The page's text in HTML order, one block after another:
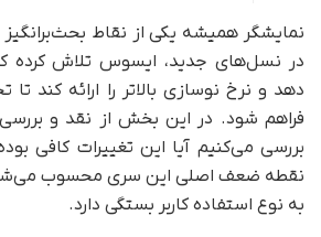
در نسل‌های جدید، ایسوس تلاش کرده
دهد و نرخ نوسازی بالاتر را ارائه کند تا
بررسی می‌کنیم آیا این تغییرات کافی
نقطه ضعف اصلی این سری محسوب
به نوع استفاده کاربر بستگی دارد.